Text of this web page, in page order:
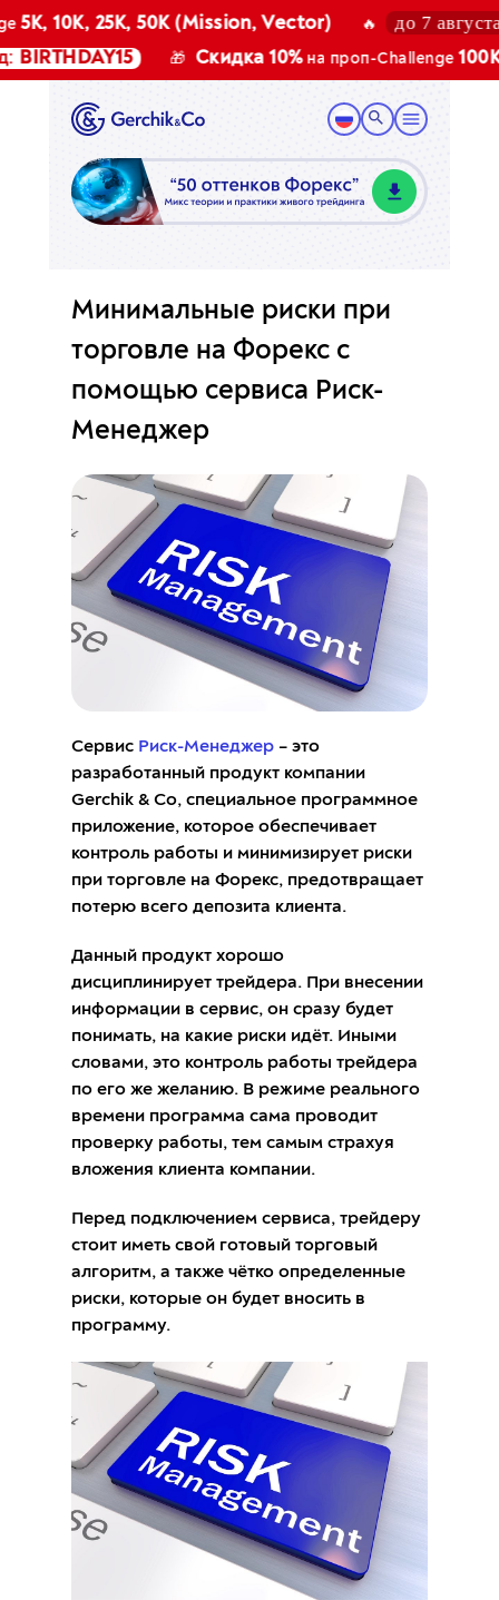
25K, 50K (Mission, Vector) 🔥 до 7 августа 2026
🎁 Скидка 10%на проп-Challenge100K,
Минимальные риски при
торговле на Форекс с
помощью сервиса Риск-
Менеджер
Сервис Риск-Менеджер – это
разработанный продукт компании
Gerchik & Co, специальное программное
приложение, которое обеспечивает
контроль работы и минимизирует риски
при торговле на Форекс, предотвращает
потерю всего депозита клиента.
Данный продукт хорошо
дисциплинирует трейдера. При внесении
информации в сервис, он сразу будет
понимать, на какие риски идёт. Иными
словами, это контроль работы трейдера
по его же желанию. В режиме реального
времени программа сама проводит
проверку работы, тем самым страхуя
вложения клиента компании.
Перед подключением сервиса, трейдеру
стоит иметь свой готовый торговый
алгоритм, а также чётко определенные
риски, которые он будет вносить в
программу.